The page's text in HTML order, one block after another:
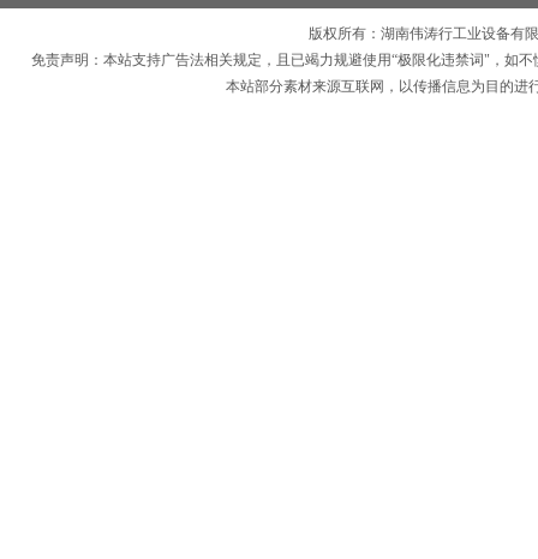
版权所有： 湖南伟涛行工业设备有
免责声明：本站支持广告法相关规定，且已竭力规避使用“极限化违禁词"，如
本站部分素材来源互联网，以传播信息为目的